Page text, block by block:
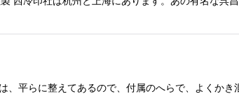
平らに整えてあるので、付属のへらで、よくか